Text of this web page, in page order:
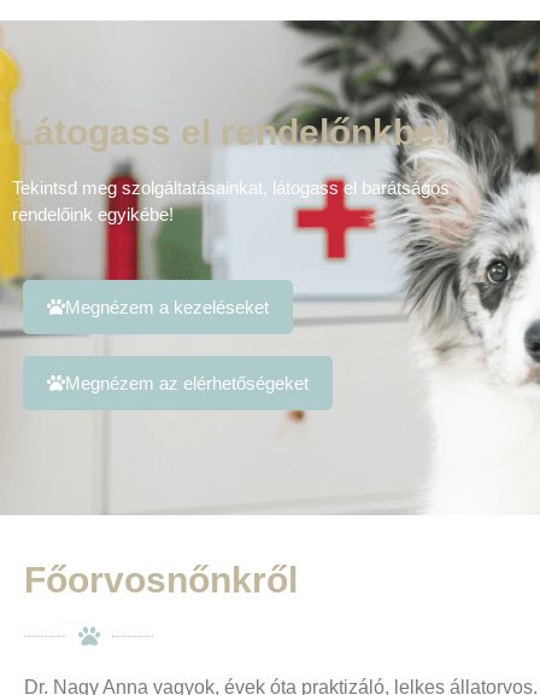
Látogass el rendelőnkbe!
Tekintsd meg szolgáltatásainkat, látogass el barátságos
rendelőink egyikébe!
Megnézem a kezeléseket
Megnézem az elérhetőségeket
Főorvosnőnkről
Dr. Nagy Anna vagyok, évek óta praktizáló, lelkes állatorvos.